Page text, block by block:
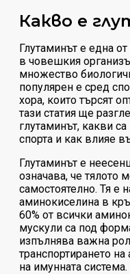
Какво е
Глутаминът е една
в човешкия
множество
популярен е сред
хора, които търсят
тази статия ще
глутаминът, какви
спорта и как влияе
Глутаминът е
означава, че тялото
самостоятелно. Тя е
аминокиселина в
60% от всички
мускули са под
изпълнява важна
транспортирането
на имунната система.